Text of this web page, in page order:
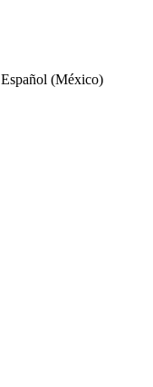
Español (México)